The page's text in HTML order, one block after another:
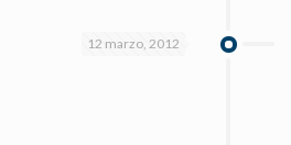
12 marzo, 2012